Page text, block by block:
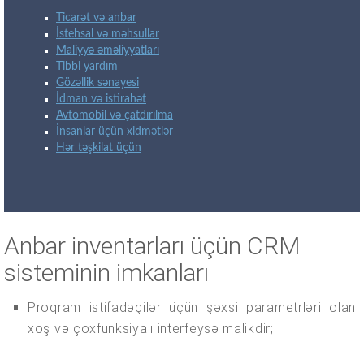
Ticarət və anbar
İstehsal və məhsullar
Maliyyə əməliyyatları
Tibbi yardım
Gözəllik sənayesi
İdman və istirahət
Avtomobil və çatdırılma
İnsanlar üçün xidmətlər
Hər təşkilat üçün
Anbar inventarları üçün CRM
sisteminin imkanları
Proqram istifadəçilər üçün şəxsi parametrləri olan
xoş və çoxfunksiyalı interfeysə malikdir;